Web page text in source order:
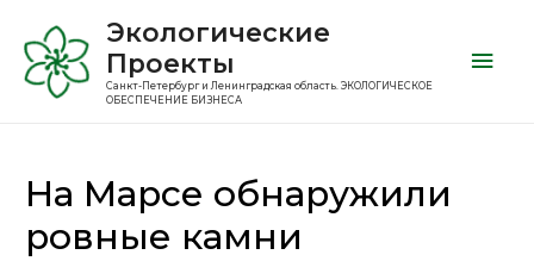
Экологические
Проекты
Санкт-Петербург и Ленинградская область. ЭКОЛОГИЧЕСКОЕ
ОБЕСПЕЧЕНИЕ БИЗНЕСА
На Марсе обнаружили
ровные камни